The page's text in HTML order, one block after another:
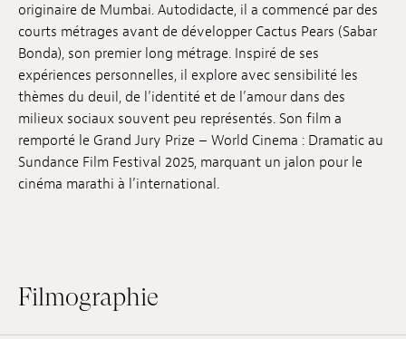
Archives
Publications
originaire de Mumbai. Autodidacte, il a commencé par des
courts métrages avant de développer Cactus Pears (Sabar
Bonda), son premier long métrage. Inspiré de ses
expériences personnelles, il explore avec sensibilité les
thèmes du deuil, de l’identité et de l’amour dans des
milieux sociaux souvent peu représentés. Son film a
remporté le Grand Jury Prize – World Cinema : Dramatic au
Sundance Film Festival 2025, marquant un jalon pour le
cinéma marathi à l’international.
Filmographie